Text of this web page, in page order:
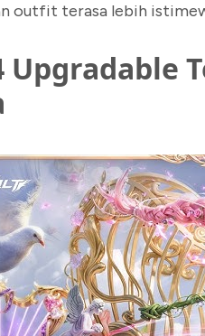
outfit terasa lebih
Upgradable